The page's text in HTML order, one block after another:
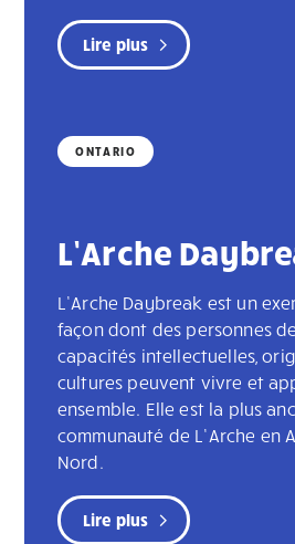
Lire plus
ONTARIO
L’Arche
L’Arche Daybreak est un
façon dont des personnes
capacités intellectuelles,
cultures peuvent vivre et
ensemble. Elle est la plus
communauté de L’Arche en
Nord.
Lire plus